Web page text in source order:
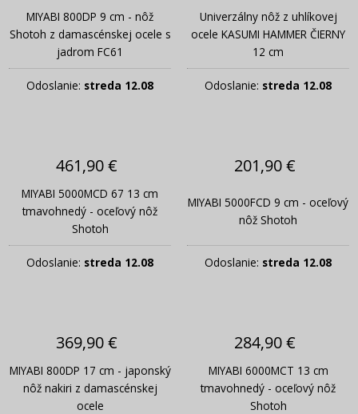
MIYABI 800DP 9 cm - nôž
Shotoh z damascénskej ocele s
jadrom FC61
Odoslanie: streda 12.08
Univerzálny nôž z uhlíkovej
ocele KASUMI HAMMER ČIERNY
12 cm
Odoslanie: streda 12.08
461,90 €
MIYABI 5000MCD 67 13 cm
tmavohnedý - oceľový nôž
Shotoh
Odoslanie: streda 12.08
201,90 €
MIYABI 5000FCD 9 cm - oceľový
nôž Shotoh
Odoslanie: streda 12.08
369,90 €
MIYABI 800DP 17 cm - japonský
nôž nakiri z damascénskej
ocele
284,90 €
MIYABI 6000MCT 13 cm
tmavohnedý - oceľový nôž
Shotoh